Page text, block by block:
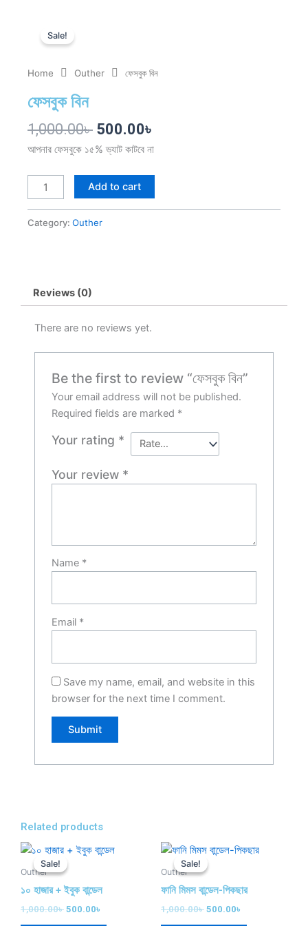
Sale!
Home Outher ফেসবুক বিন
ফেসবুক বিন
1,000.00৳ Original
price
1,000.00৳ .
500.00৳
price
500.00৳ .
আপনার ফেসবুকে ১৫% ভ্যাট কাটবে না
ফেসবুক
বিন
Add to cart
Category: Outher
Reviews (0)
There are no reviews yet.
Be the first to review “ফেসবুক বিন”
Your email address will not be published.
Required fields are marked *
Your rating *
Your review *
Name *
Email *
Save my name, email, and website in this
browser for the next time I comment.
Related products
Sale!
Sale!
Outher
১০ হাজার + ইবুক বান্ডেল
1,000.00৳
Original
price
was:
500.00৳
Current
price
Sale!
Sale!
Outher
ফানি মিমস বান্ডেল-পিকছার
1,000.00৳
Original
price
was:
1,000.00৳ .
500.00৳
Current